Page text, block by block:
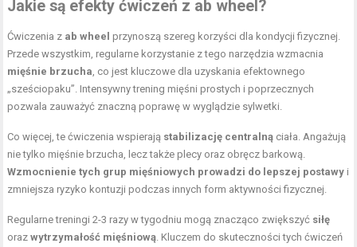
Jakie są efekty ćwiczeń z ab wheel?
Ćwiczenia z ab wheel przynoszą szereg korzyści dla kondycji fizycznej.
Przede wszystkim, regularne korzystanie z tego narzędzia wzmacnia
mięśnie brzucha , co jest kluczowe dla uzyskania efektownego
„sześciopaku”. Intensywny trening mięśni prostych i poprzecznych
pozwala zauważyć znaczną poprawę w wyglądzie sylwetki.
Co więcej, te ćwiczenia wspierają stabilizację centralną ciała. Angażują
nie tylko mięśnie brzucha, lecz także plecy oraz obręcz barkową.
Wzmocnienie tych grup mięśniowych prowadzi do lepszej postawy i
zmniejsza ryzyko kontuzji podczas innych form aktywności fizycznej.
Regularne treningi 2-3 razy w tygodniu mogą znacząco zwiększyć siłę
orazwytrzymałość mięśniową . Kluczem do skuteczności tych ćwiczeń